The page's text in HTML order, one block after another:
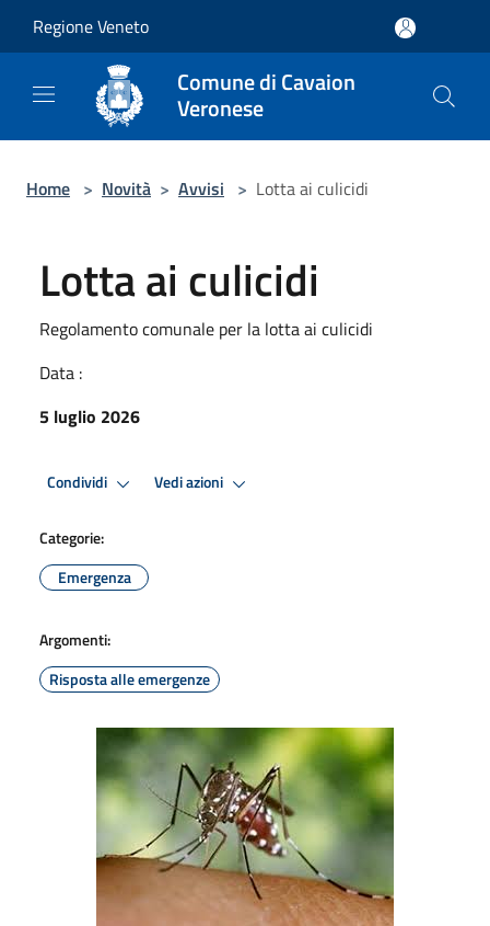
Regione Veneto
Comune di Cavaion
Veronese
Home > Novità > Avvisi > Lotta ai culicidi
Lotta ai culicidi
Regolamento comunale per la lotta ai culicidi
Data :
5 luglio 2026
Condividi Vedi azioni
Categorie:
Emergenza
Argomenti:
Risposta alle emergenze